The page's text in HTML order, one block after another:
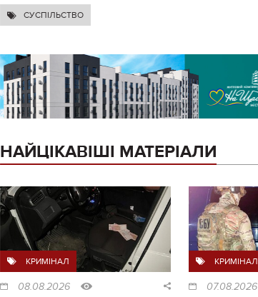
СУСПІЛЬСТВО
НАЙЦІКАВІШІ МАТЕРІАЛИ
КРИМІНАЛ
08.08.2026
КРИМІНАЛ
07.08.2026